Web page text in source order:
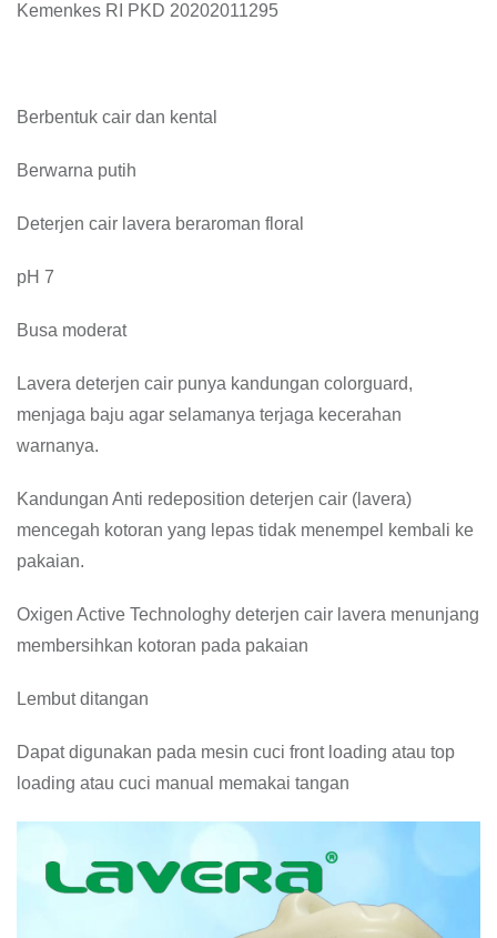
Kemenkes RI PKD 20202011295
Berbentuk cair dan kental
Berwarna putih
Deterjen cair lavera beraroman floral
pH 7
Busa moderat
Lavera deterjen cair punya kandungan colorguard,
menjaga baju agar selamanya terjaga kecerahan
warnanya.
Kandungan Anti redeposition deterjen cair (lavera)
mencegah kotoran yang lepas tidak menempel kembali ke
pakaian.
Oxigen Active Technologhy deterjen cair lavera menunjang
membersihkan kotoran pada pakaian
Lembut ditangan
Dapat digunakan pada mesin cuci front loading atau top
loading atau cuci manual memakai tangan